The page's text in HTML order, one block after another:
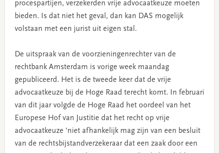
procespartijen, verzekerden vrije advocaatkeuze moeten
bieden. Is dat niet het geval, dan kan DAS mogelijk
volstaan met een jurist uit eigen stal.
De uitspraak van de voorzieningenrechter van de
rechtbank Amsterdam is vorige week maandag
gepubliceerd. Het is de tweede keer dat de vrije
advocaatkeuze bij de Hoge Raad terecht komt. In februari
van dit jaar volgde de Hoge Raad het oordeel van het
Europese Hof van Justitie dat het recht op vrije
advocaatkeuze ‘niet afhankelijk mag zijn van een besluit
van de rechtsbijstandverzekeraar dat een zaak door een